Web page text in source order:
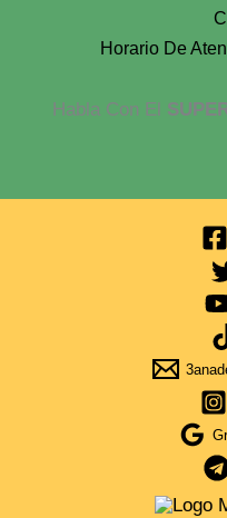
Horario De
Habla Con El